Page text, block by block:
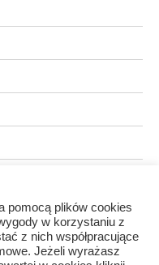
pomocą plików cookies
w korzystaniu z
z nich współpracujące
Jeżeli wyrażasz